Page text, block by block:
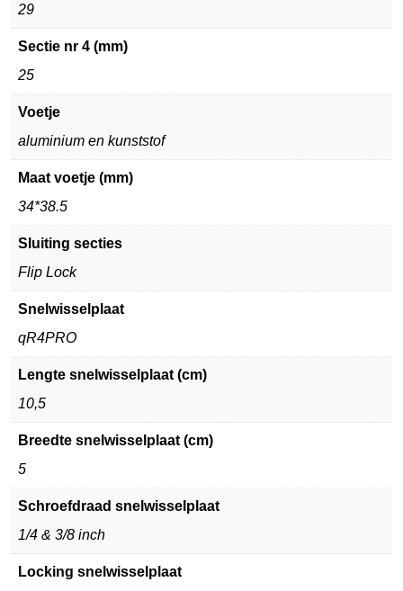
29
Sectie nr 4 (mm)
25
Voetje
aluminium en kunststof
Maat voetje (mm)
34*38.5
Sluiting secties
Flip Lock
Snelwisselplaat
qR4PRO
Lengte snelwisselplaat (cm)
10,5
Breedte snelwisselplaat (cm)
5
Schroefdraad snelwisselplaat
1/4 & 3/8 inch
Locking snelwisselplaat